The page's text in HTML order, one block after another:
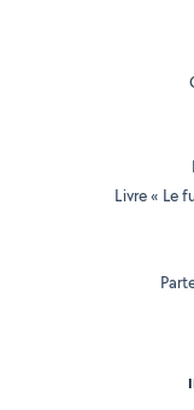
Livre « Le